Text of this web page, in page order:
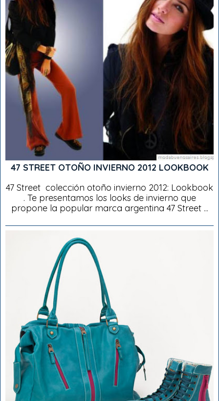
47 STREET OTOÑO INVIERNO 2012 LOOKBOOK
47 Street colección otoño invierno 2012: Lookbook
. Te presentamos los looks de invierno que
propone la popular marca argentina 47 Street ...